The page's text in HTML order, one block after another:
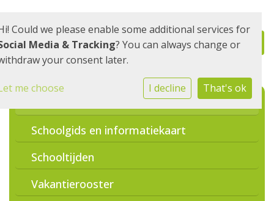
Schoolgids en informatiekaart
Schooltijden
Vakantierooster
Could we please enable some additional services for
Media & Tracking? You can always change or
your consent later.
me choose I decline That's ok